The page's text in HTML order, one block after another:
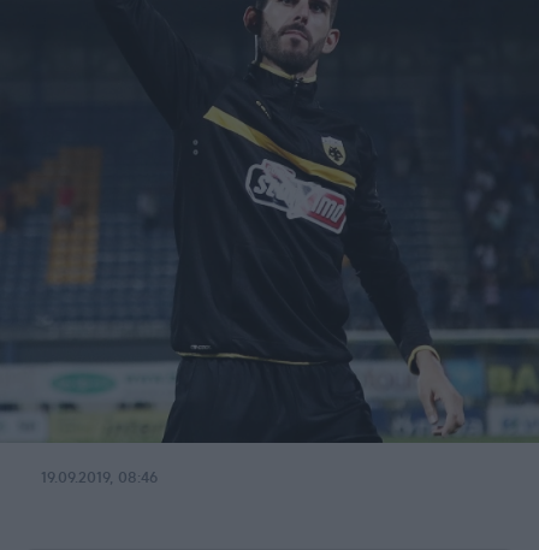
19.09.2019, 08:46